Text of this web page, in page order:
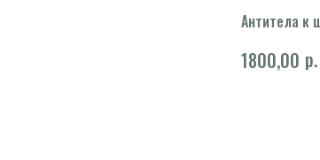
Антитела к
1800,00 р.